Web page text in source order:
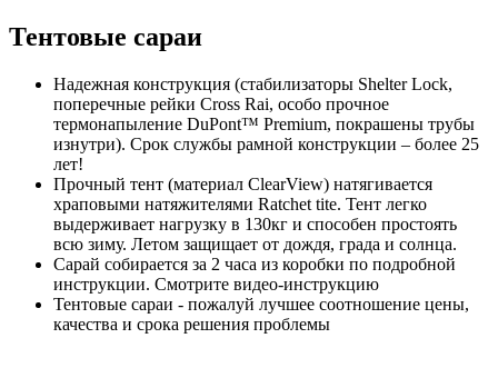
Тентовые сараи
Надежная конструкция (стабилизаторы Shelter Lock,
поперечные рейки Cross Rai, особо прочное
термонапыление DuPont™ Premium, покрашены трубы
изнутри). Срок службы рамной конструкции – более 25
лет!
Прочный тент (материал ClearView) натягивается
храповыми натяжителями Ratchet tite. Тент легко
выдерживает нагрузку в 130кг и способен простоять
всю зиму. Летом защищает от дождя, града и солнца.
Сарай собирается за 2 часа из коробки по подробной
инструкции. Смотрите видео-инструкцию
Тентовые сараи - пожалуй лучшее соотношение цены,
качества и срока решения проблемы